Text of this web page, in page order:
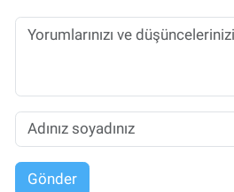
Gönder